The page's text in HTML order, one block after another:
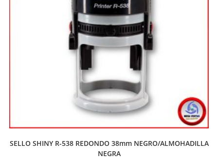
SELLO SHINY R-538 REDONDO 38mm NEGRO/ALMOHADILLA
NEGRA